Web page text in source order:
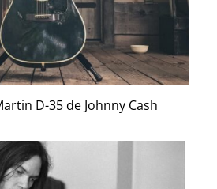
D-35 de Johnny Cash